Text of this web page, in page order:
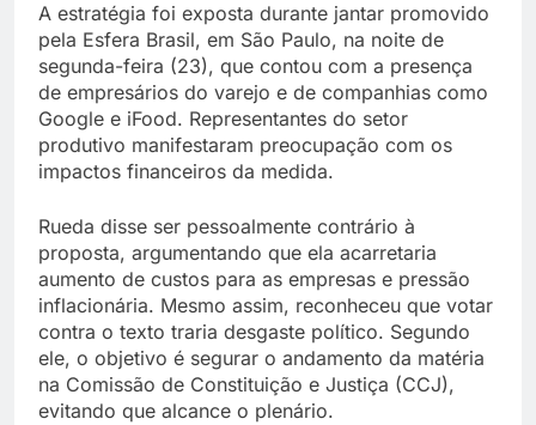
A estratégia foi exposta durante jantar promovido
pela Esfera Brasil, em São Paulo, na noite de
segunda-feira (23), que contou com a presença
de empresários do varejo e de companhias como
Google e iFood. Representantes do setor
produtivo manifestaram preocupação com os
impactos financeiros da medida.
Rueda disse ser pessoalmente contrário à
proposta, argumentando que ela acarretaria
aumento de custos para as empresas e pressão
inflacionária. Mesmo assim, reconheceu que votar
contra o texto traria desgaste político. Segundo
ele, o objetivo é segurar o andamento da matéria
na Comissão de Constituição e Justiça (CCJ),
evitando que alcance o plenário.